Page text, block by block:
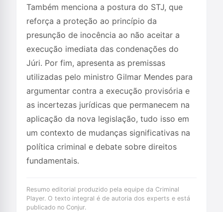
Também menciona a postura do STJ, que
reforça a proteção ao princípio da
presunção de inocência ao não aceitar a
execução imediata das condenações do
Júri. Por fim, apresenta as premissas
utilizadas pelo ministro Gilmar Mendes para
argumentar contra a execução provisória e
as incertezas jurídicas que permanecem na
aplicação da nova legislação, tudo isso em
um contexto de mudanças significativas na
política criminal e debate sobre direitos
fundamentais.
Resumo editorial produzido pela equipe da Criminal
Player. O texto integral é de autoria dos experts e está
publicado no Conjur.